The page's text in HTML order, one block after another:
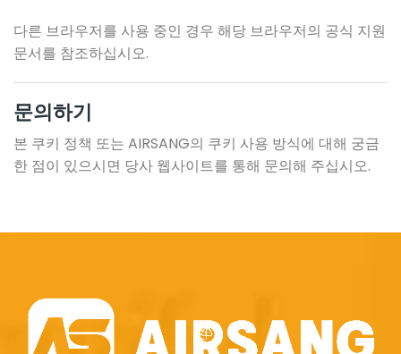
다른 브라우저를 사용 중인 경우 해당 브라우저의 공식 지원
문서를 참조하십시오.
문의하기
본 쿠키 정책 또는 AIRSANG의 쿠키 사용 방식에 대해 궁금
한 점이 있으시면 당사 웹사이트를 통해 문의해 주십시오.